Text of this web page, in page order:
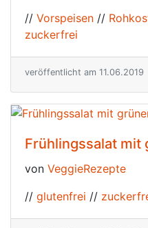
// Vorspeisen //
zuckerfrei
veröffentlicht am 11.06.2019
Frühlingssalat mit
von VeggieRezepte
// glutenfrei //